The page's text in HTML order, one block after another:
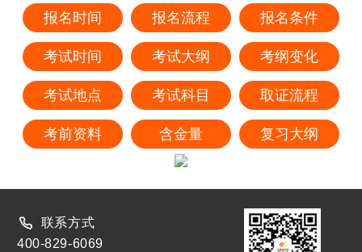
报名时间 报名流程 报名条件
考试时间 考试大纲 考纲变化
考试地点 考试科目 取证流程
考前资料 含金量 复习大纲
联系方式
400-829-6069